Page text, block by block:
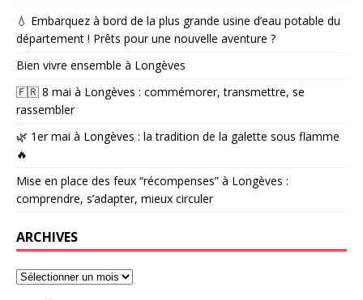
💧 Embarquez à bord de la plus grande usine d’eau potable du
département ! Prêts pour une nouvelle aventure ?
Bien vivre ensemble à Longèves
🇫🇷 8 mai à Longèves : commémorer, transmettre, se
rassembler
🌿 1er mai à Longèves : la tradition de la galette sous flamme
🔥
Mise en place des feux “récompenses” à Longèves :
comprendre, s’adapter, mieux circuler
ARCHIVES